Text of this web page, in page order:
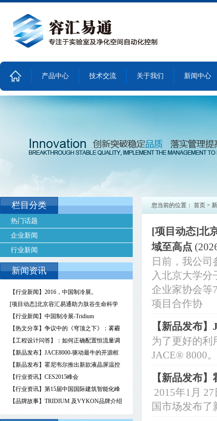
产品中心 技术交流 关于我们 新闻中心
您当前的位置： 首页 >
[项目动态]北
域至高点
日前，我公
入北京大学
企业家协会等
项目合作协
【新品发布
为了更好的利
JACE® 8000
【新品发布
2015年1月
国市场发布
栏目分类
热门话题
企业新闻
行业新闻
新闻资讯
【行业新闻】2016，中国制冷展。
[项目动态]北京容汇易通助力肽谷生命科学
园抢占未来生物医药研究领域至高点
【行业新闻】中国制冷展-Tridium
【热文分享】争议中的《穹顶之下》：雾霾
存在于空气，还是人心？
【工程设计问答】：如何正确配置恒流量调
节阀和恒压差调节阀？
【新品发布】JACE8000-驱动最牛的开源框
架【新品发布】霍尼韦尔推出新款液晶屏温控
器【行业资讯】CES2015峰会
【行业资讯】第15届中国国际建筑智能化峰
会【品牌故事】TRIDIUM 及VYKON品牌介绍